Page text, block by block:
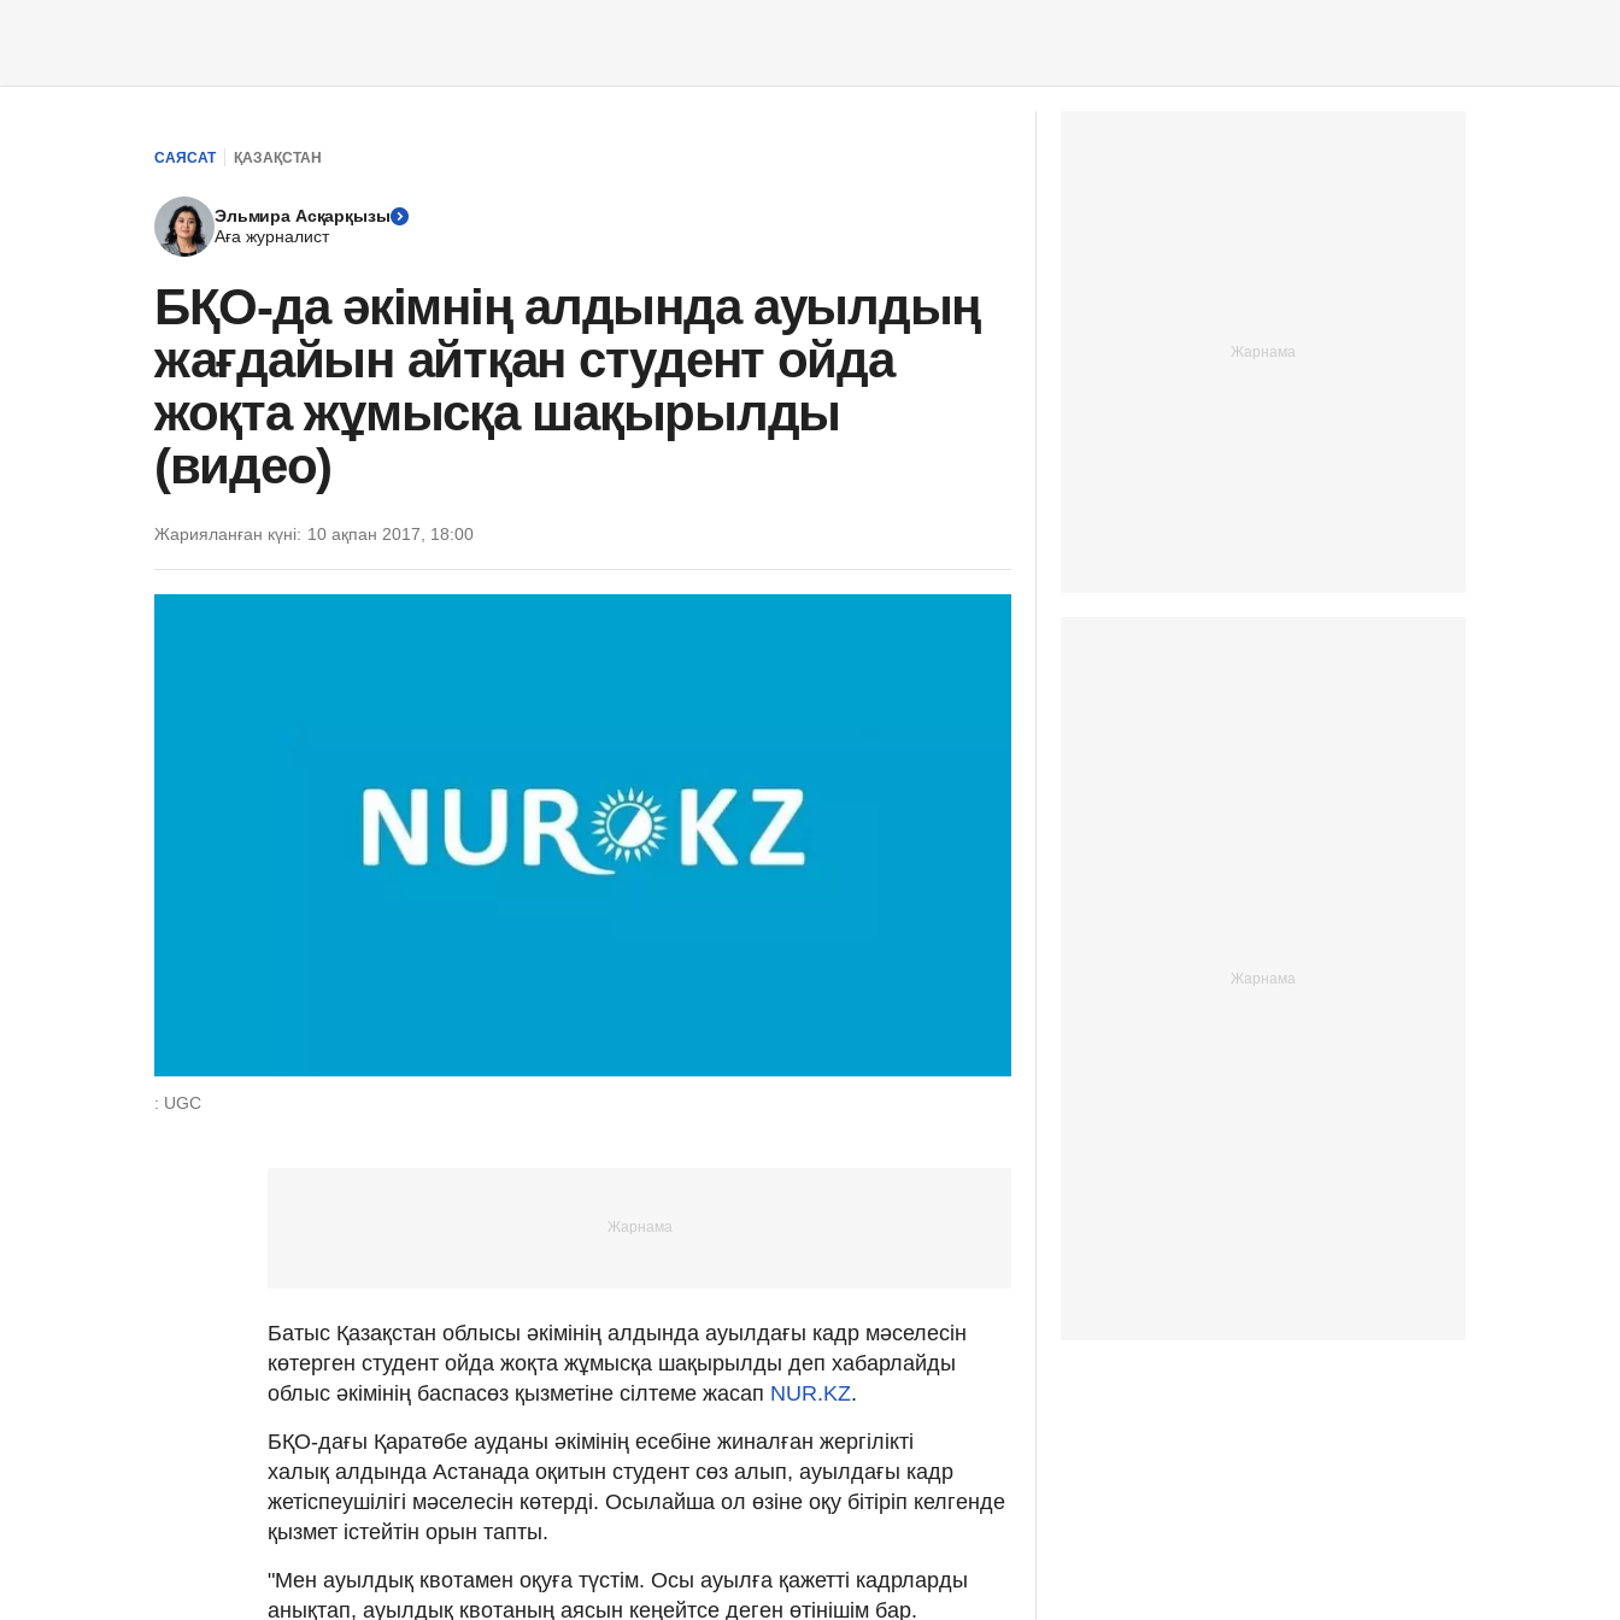
САЯСАТ ҚАЗАҚСТАН
Эльмира Асқарқызы
Аға журналист
БҚО-да әкімнің алдында ауылдың
жағдайын айтқан студент ойда
жоқта жұмысқа шақырылды
(видео)
Жарияланған күні: 10 ақпан 2017, 18:00
: UGC
Батыс Қазақстан облысы əкімінің алдында ауылдағы кадр мəселесін
көтерген студент ойда жоқта жұмысқа шақырылды деп хабарлайды
облыс әкімінің баспасөз қызметіне сілтеме жасап NUR.KZ.
БҚО-дағы Қаратөбе ауданы әкімінің есебіне жиналған жергілікті
халық алдында Астанада оқитын студент сөз алып, ауылдағы кадр
жетіспеушілігі мәселесін көтерді. Осылайша ол өзіне оқу бітіріп келгенде
қызмет істейтін орын тапты.
"Мен ауылдық квотамен оқуға түстім. Осы ауылға қажетті кадрларды
анықтап, ауылдық квотаның аясын кеңейтсе деген өтінішім бар.